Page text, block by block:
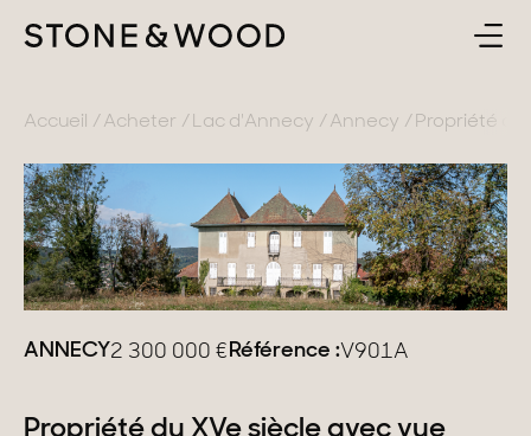
ESTIMER & VENDRE
L'AGENCE
CONTACT
Lac d'Annecy
Genevois
Pays de Gex
Accueil Acheter Lac d'Annecy Annecy Propriété du
ANNECY2 300 000 €Référence :V901A
Propriété du XVe siècle avec vue